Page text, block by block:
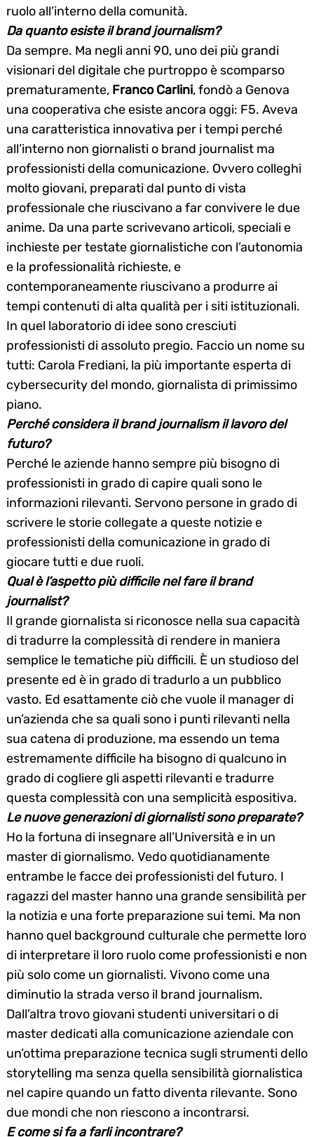
ruolo all’interno della comunità.
Da quanto esiste il brand journalism?
Da sempre. Ma negli anni 90, uno dei più grandi
visionari del digitale che purtroppo è scomparso
prematuramente, Franco Carlini, fondò a Genova
una cooperativa che esiste ancora oggi: F5. Aveva
una caratteristica innovativa per i tempi perché
all’interno non giornalisti o brand journalist ma
professionisti della comunicazione. Ovvero colleghi
molto giovani, preparati dal punto di vista
professionale che riuscivano a far convivere le due
anime. Da una parte scrivevano articoli, speciali e
inchieste per testate giornalistiche con l’autonomia
e la professionalità richieste, e
contemporaneamente riuscivano a produrre ai
tempi contenuti di alta qualità per i siti istituzionali.
In quel laboratorio di idee sono cresciuti
professionisti di assoluto pregio. Faccio un nome su
tutti: Carola Frediani, la più importante esperta di
cybersecurity del mondo, giornalista di primissimo
piano.
Perché considera il brand journalism il lavoro del
futuro?
Perché le aziende hanno sempre più bisogno di
professionisti in grado di capire quali sono le
informazioni rilevanti. Servono persone in grado di
scrivere le storie collegate a queste notizie e
professionisti della comunicazione in grado di
giocare tutti e due ruoli.
Qual è l’aspetto più difficile nel fare il brand
journalist?
Il grande giornalista si riconosce nella sua capacità
di tradurre la complessità di rendere in maniera
semplice le tematiche più difficili. È un studioso del
presente ed è in grado di tradurlo a un pubblico
vasto. Ed esattamente ciò che vuole il manager di
un’azienda che sa quali sono i punti rilevanti nella
sua catena di produzione, ma essendo un tema
estremamente difficile ha bisogno di qualcuno in
grado di cogliere gli aspetti rilevanti e tradurre
questa complessità con una semplicità espositiva.
Le nuove generazioni di giornalisti sono preparate?
Ho la fortuna di insegnare all’Università e in un
master di giornalismo. Vedo quotidianamente
entrambe le facce dei professionisti del futuro. I
ragazzi del master hanno una grande sensibilità per
la notizia e una forte preparazione sui temi. Ma non
hanno quel background culturale che permette loro
di interpretare il loro ruolo come professionisti e non
più solo come un giornalisti. Vivono come una
diminutio la strada verso il brand journalism.
Dall’altra trovo giovani studenti universitari o di
master dedicati alla comunicazione aziendale con
un’ottima preparazione tecnica sugli strumenti dello
storytelling ma senza quella sensibilità giornalistica
nel capire quando un fatto diventa rilevante. Sono
due mondi che non riescono a incontrarsi.
E come si fa a farli incontrare?